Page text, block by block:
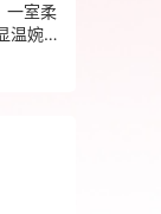
一室柔
温婉